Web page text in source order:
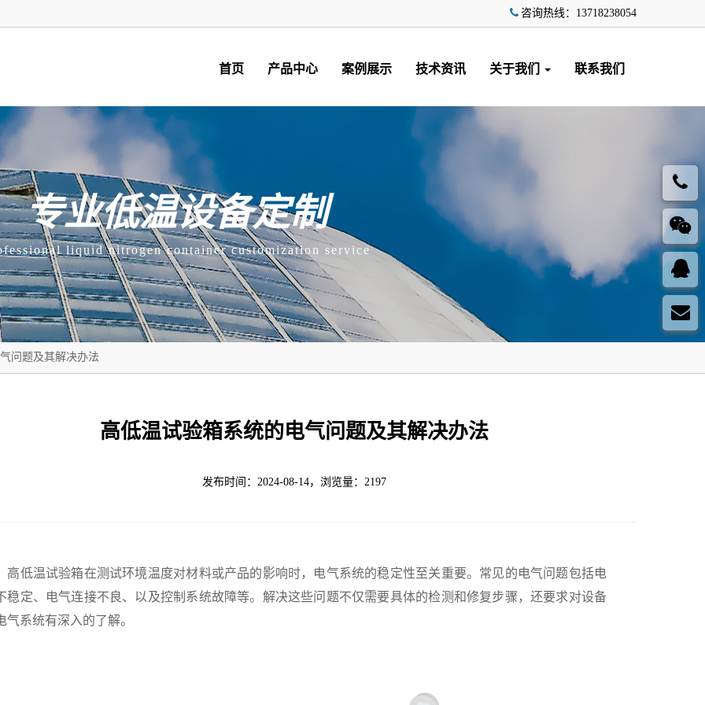
咨询热线：13718238054
首页 产品中心 案例展示 技术资讯 关于我们 联系我们
专业低温设备定制
liquid nitrogen container customization service
问题及其解决办法
高低温试验箱系统的电气问题及其解决办法
发布时间：2024-08-14，浏览量：2197
温试验箱在测试环境温度对材料或产品的影响时，电气系统的稳定性至关重要。常见的电气问题包括电
稳定、电气连接不良、以及控制系统故障等。解决这些问题不仅需要具体的检测和修复步骤，还要求对设备
气系统有深入的了解。